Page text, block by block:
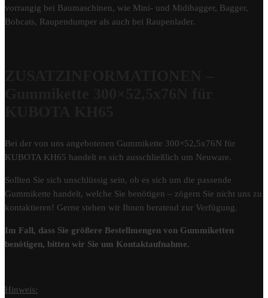
vorrangig bei Baumaschinen, wie Mini- und Midibagger, Bagger,
Bobcats, Raupendumper als auch bei Raupenlader.
Bei der von uns angebotenen Gummikette 300×52,5x76N für
KUBOTA KH65 handelt es sich ausschließlich um Neuware.
Sollten Sie sich unschlüssig sein, ob es sich um die passende
Gummikette handelt, welche Sie benötigen – zögern Sie nicht uns zu
kontaktieren! Gerne stehen wir Ihnen beratend zur Verfügung.
Im Fall, dass Sie größere Bestellmengen von Gummiketten
benötigen, bitten wir Sie um Kontaktaufnahme.
Hinweis: